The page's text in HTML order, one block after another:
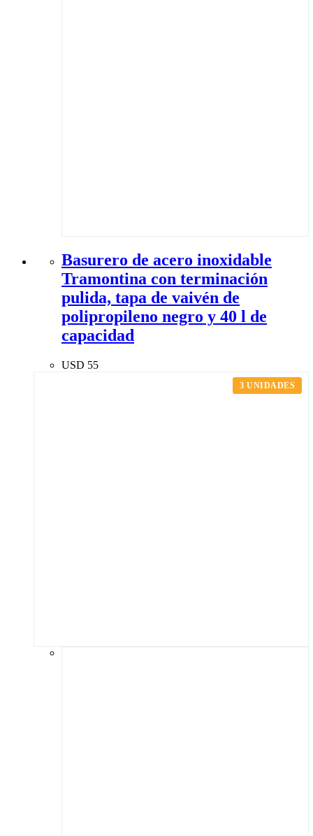
Basurero de acero inoxidable
Tramontina con terminación
pulida, tapa de vaivén de
polipropileno negro y 40 l de
capacidad
USD 55
3 UNIDADES